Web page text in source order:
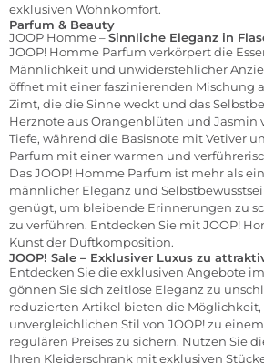
exklusiven Wohnkomfort.
Parfum & Beauty
JOOP Homme –Sinnliche Eleganz in
JOOP! Homme Parfum verkörpert die
Männlichkeit und unwiderstehlicher
öffnet mit einer faszinierenden Mischung
Zimt, die die Sinne weckt und das
Herznote aus Orangenblüten und Jasmin
Tiefe, während die Basisnote mit Vetiver
Parfum mit einer warmen und
Das JOOP! Homme Parfum ist mehr als
männlicher Eleganz und
genügt, um bleibende Erinnerungen zu
zu verführen. Entdecken Sie mit JOOP!
Kunst der Duftkomposition.
JOOP! Sale – Exklusiver Luxus zu
Entdecken Sie die exklusiven Angebote
gönnen Sie sich zeitlose Eleganz zu
reduzierten Artikel bieten die Möglichkeit,
unvergleichlichen Stil von JOOP! zu
regulären Preises zu sichern. Nutzen Sie
Ihren Kleiderschrank mit exklusiven